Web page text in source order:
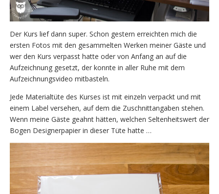
Der Kurs lief dann super. Schon gestern erreichten mich die
ersten Fotos mit den gesammelten Werken meiner Gäste und
wer den Kurs verpasst hatte oder von Anfang an auf die
Aufzeichnung gesetzt, der konnte in aller Ruhe mit dem
Aufzeichnungsvideo mitbasteln.
Jede Materialtüte des Kurses ist mit einzeln verpackt und mit
einem Label versehen, auf dem die Zuschnittangaben stehen.
Wenn meine Gäste geahnt hätten, welchen Seltenheitswert der
Bogen Designerpapier in dieser Tüte hatte …